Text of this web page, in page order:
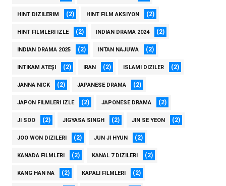
HINT DIZILERIM (2) HINT FILM AKSIYON (2)
HINT FILMLERI IZLE (2) INDIAN DRAMA 2024 (2)
INDIAN DRAMA 2025 (2) INTAN NAJUWA (2)
INTIKAM ATEŞI (2) IRAN (2) ISLAMI DIZILER (2)
JANNA NICK (2) JAPANESE DRAMA (2)
JAPON FILMLERI IZLE (2) JAPONESE DRAMA (2)
JI SOO (2) JIGYASA SINGH (2) JIN SE YEON (2)
JOO WON DIZILERI (2) JUN JI HYUN (2)
KANADA FILMLERI (2) KANAL 7 DIZILERI (2)
KANG HAN NA (2) KAPALI FILMLERI (2)